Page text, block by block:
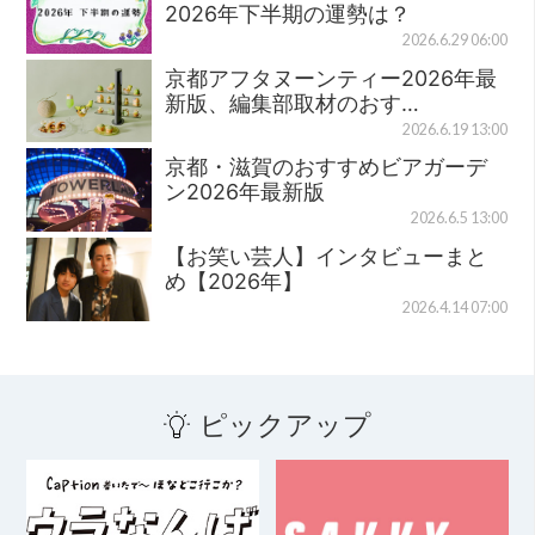
2026年下半期の運勢は？
2026.6.29 06:00
京都アフタヌーンティー2026年最
新版、編集部取材のおす…
2026.6.19 13:00
京都・滋賀のおすすめビアガーデ
ン2026年最新版
2026.6.5 13:00
【お笑い芸人】インタビューまと
め【2026年】
2026.4.14 07:00
ピックアップ